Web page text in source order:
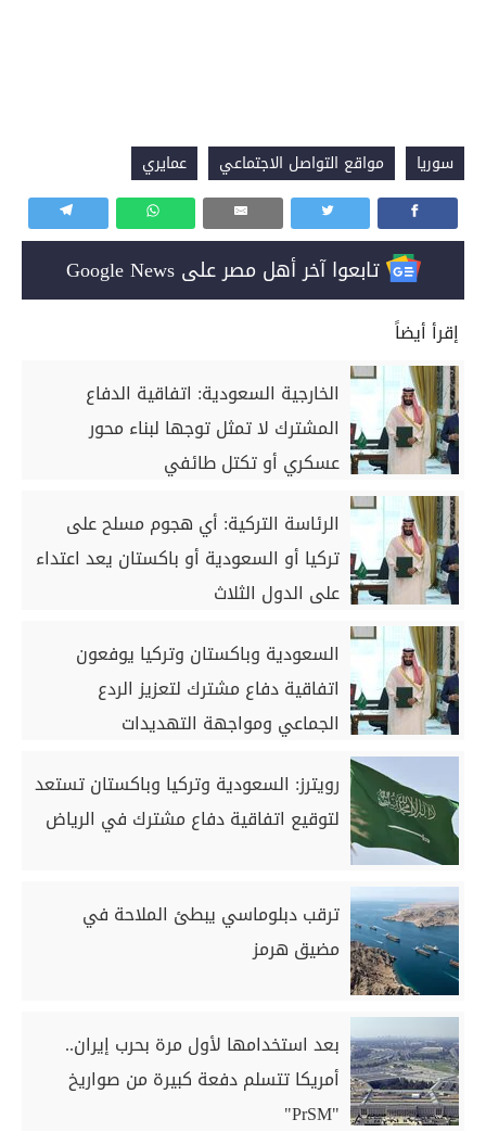
سوريا مواقع التواصل الاجتماعي عمايري
تابعوا آخر أهل مصر على Google News
إقرأ أيضاً
الخارجية السعودية: اتفاقية الدفاع
المشترك لا تمثل توجها لبناء محور
عسكري أو تكتل طائفي
الرئاسة التركية: أي هجوم مسلح على
تركيا أو السعودية أو باكستان يعد اعتداء
على الدول الثلاث
السعودية وباكستان وتركيا يوفعون
اتفاقية دفاع مشترك لتعزيز الردع
الجماعي ومواجهة التهديدات
رويترز: السعودية وتركيا وباكستان تستعد
لتوقيع اتفاقية دفاع مشترك في الرياض
ترقب دبلوماسي يبطئ الملاحة في
مضيق هرمز
بعد استخدامها لأول مرة بحرب إيران..
أمريكا تتسلم دفعة كبيرة من صواريخ
"PrSM"